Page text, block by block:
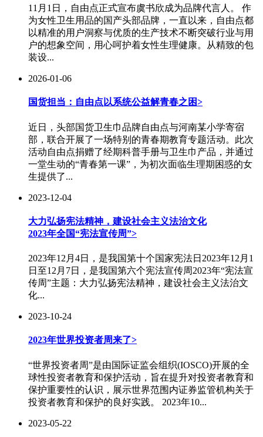
11月1日，自由点正式宣布虞书欣成为品牌代言人。 作
为女性卫生用品的国产头部品牌，一直以来，自由点都
以精准的用户洞察与优质的生产技术不断突破行业与用
户的想象空间，用心呵护着女性生理健康。从精致的包
装设...
2026-01-06
国货担当：自由点以系统公益解青春之困>
近日，头部国货卫生巾品牌自由点与河南某小学寄宿
部，联合开展了一场特别的青春期教育专题活动。此次
活动自由点捐赠了经期科普手册与卫生巾产品，并通过
一堂生动的“青春第一课”，为初次面临生理期困惑的女
生提供了...
2023-12-04
大力弘扬宪法精神，建设社会主义法治文化
2023年全国“宪法宣传周”>
2023年12月4日，是我国第十个国家宪法日2023年12月1
日至12月7日，是我国第六个宪法宣传周2023年“宪法宣
传周”主题：大力弘扬宪法精神，建设社会主义法治文
化...
2023-10-24
2023年世界投资者周来了>
“世界投资者周”是由国际证监会组织(IOSCO)开展的全
球性投资者教育和保护活动，旨在提升对投资者教育和
保护重要性的认识，展示世界范围内证券监管机构关于
投资者教育和保护的良好实践。 2023年10...
2023-05-22